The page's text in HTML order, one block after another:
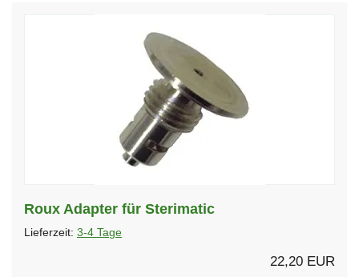
Roux Adapter für Sterimatic
Lieferzeit: 3-4 Tage
22,20 EUR